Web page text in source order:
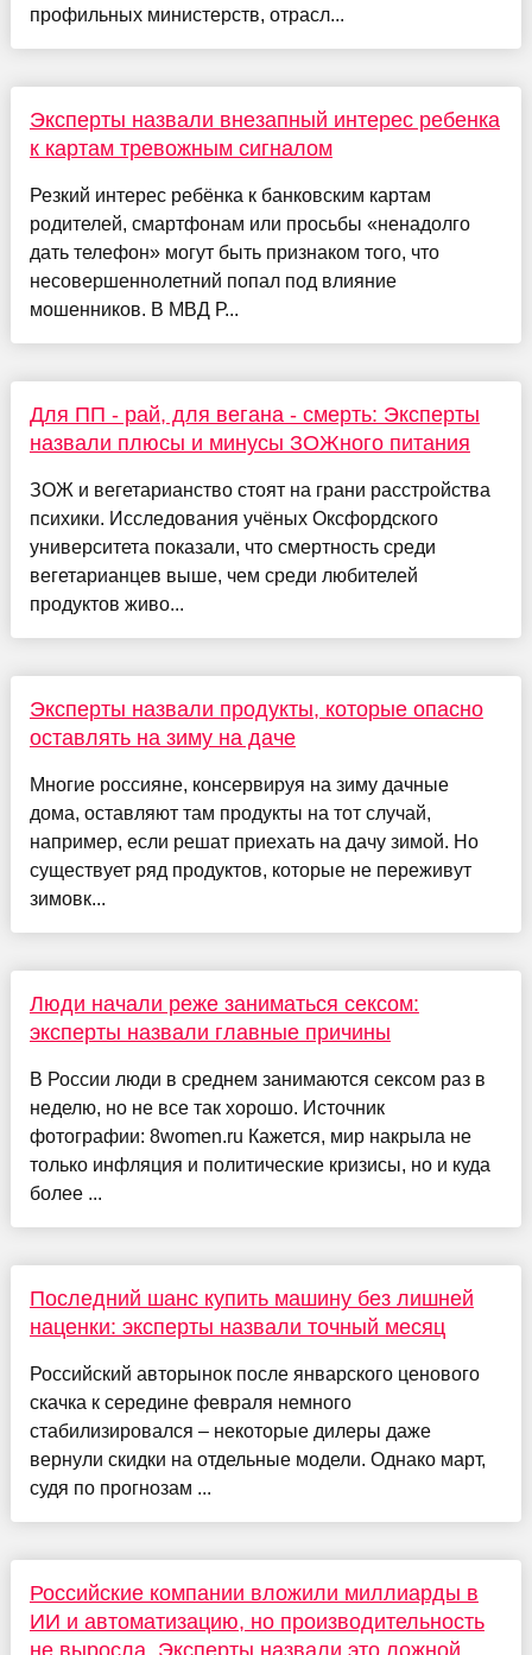
профильных министерств, отрасл...
Эксперты назвали внезапный интерес ребенка
к картам тревожным сигналом
Резкий интерес ребёнка к банковским картам
родителей, смартфонам или просьбы «ненадолго
дать телефон» могут быть признаком того, что
несовершеннолетний попал под влияние
мошенников. В МВД Р...
Для ПП - рай, для вегана - смерть: Эксперты
назвали плюсы и минусы ЗОЖного питания
ЗОЖ и вегетарианство стоят на грани расстройства
психики. Исследования учёных Оксфордского
университета показали, что смертность среди
вегетарианцев выше, чем среди любителей
продуктов живо...
Эксперты назвали продукты, которые опасно
оставлять на зиму на даче
Многие россияне, консервируя на зиму дачные
дома, оставляют там продукты на тот случай,
например, если решат приехать на дачу зимой. Но
существует ряд продуктов, которые не переживут
зимовк...
Люди начали реже заниматься сексом:
эксперты назвали главные причины
В России люди в среднем занимаются сексом раз в
неделю, но не все так хорошо. Источник
фотографии: 8women.ru Кажется, мир накрыла не
только инфляция и политические кризисы, но и куда
более ...
Последний шанс купить машину без лишней
наценки: эксперты назвали точный месяц
Российский авторынок после январского ценового
скачка к середине февраля немного
стабилизировался – некоторые дилеры даже
вернули скидки на отдельные модели. Однако март,
судя по прогнозам ...
Российские компании вложили миллиарды в
ИИ и автоматизацию, но производительность
не выросла. Эксперты назвали это ложной